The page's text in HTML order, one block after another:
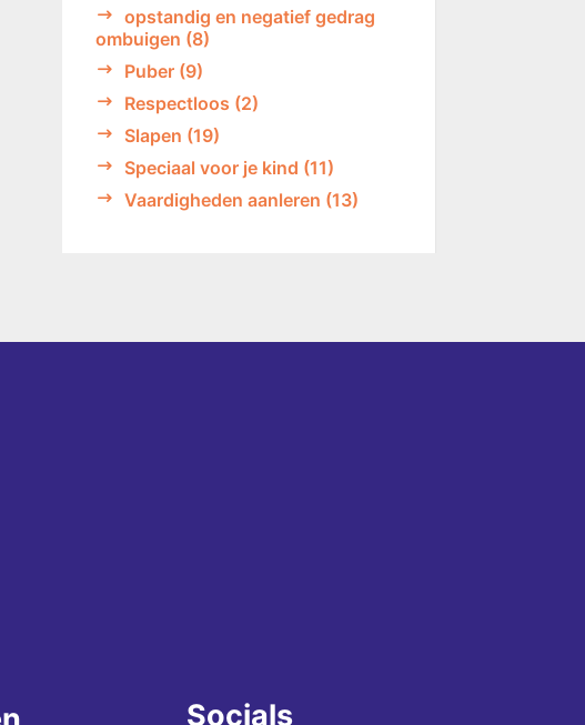
opstandig en negatief gedrag
ombuigen (8)
Puber(9)
Respectloos (2)
Slapen (19)
Speciaal voor je kind (11)
Vaardigheden aanleren (13)
Socials